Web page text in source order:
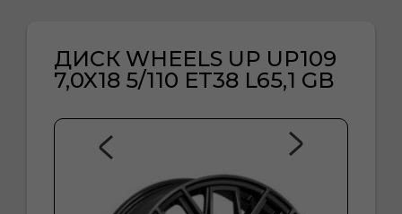
ДИСК WHEELS UP UP109
7,0X18 5/110 ET38 L65,1 GB